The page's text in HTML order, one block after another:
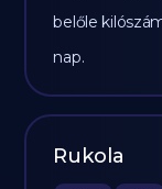
belőle
nap.
Rukola